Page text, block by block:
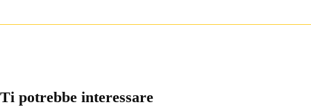
Ti potrebbe interessare